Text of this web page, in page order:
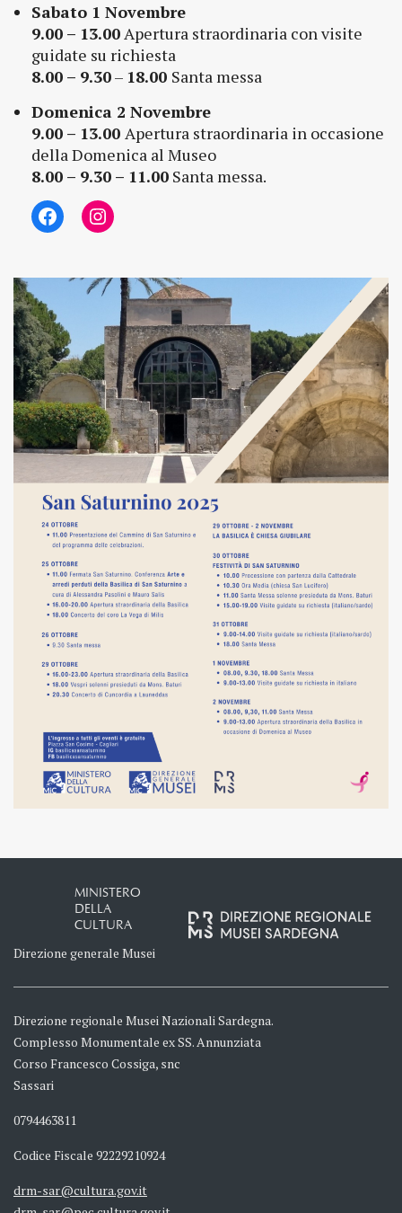
Sabato 1 Novembre
9.00 – 13.00Apertura straordinaria con visite
guidate su richiesta
8.00 – 9.30– 18.00 Santa messa
Domenica 2 Novembre
9.00 – 13.00 Apertura straordinaria in occasione
della Domenica al Museo
8.00 – 9.30 – 11.00 Santa messa.
MINISTERO
DELLA
CULTURA
Direzione generale Musei
Direzione regionale Musei Nazionali Sardegna.
Complesso Monumentale ex SS. Annunziata
Corso Francesco Cossiga, snc
Sassari
0794463811
Codice Fiscale 92229210924
drm-sar@cultura.gov.it